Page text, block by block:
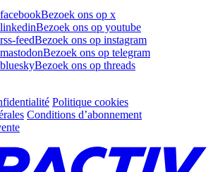
Bezoek ons op x
Bezoek ons op youtube
feedBezoek ons op instagram
Bezoek ons op telegram
Bezoek ons op threads
Politique cookies
Conditions d’abonnement